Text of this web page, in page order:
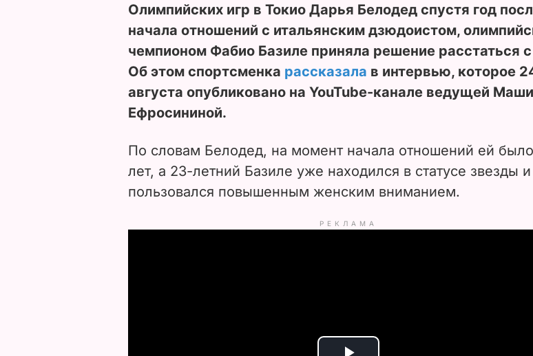
Олимпийских игр в Токио Дарья Белодед спустя год
начала отношений с итальянским дзюдоистом,
чемпионом Фабио Базиле приняла решение расстаться
Об этом спортсменка рассказала в интервью, которое
августа опубликовано на YouTube-канале ведущей Маши
Ефросининой.
По словам Белодед, на момент начала отношений ей
лет, а 23-летний Базиле уже находился в статусе звезды и
пользовался повышенным женским вниманием.
РЕКЛАМА